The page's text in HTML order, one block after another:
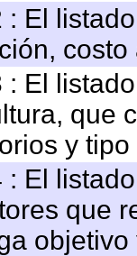
: El
: El
que
y
: El
que